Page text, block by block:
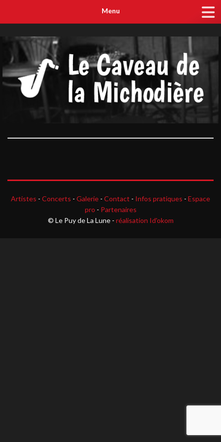
Menu
Artistes - Concerts - Galerie - Contact - Infos pratiques - Espace
pro - Partenaires
© Le Puy de La Lune - réalisation Id'okom